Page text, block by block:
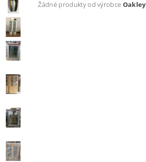
Žádné produkty od výrobce Oakley